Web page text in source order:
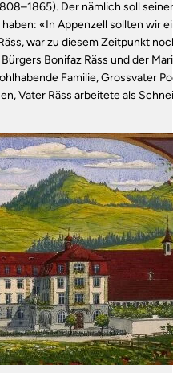
Der nämlich soll
«In Appenzell sollten wir
war zu diesem Zeitpunkt
Bonifaz Räss und der
Familie, Grossvater
Vater Räss arbeitete als